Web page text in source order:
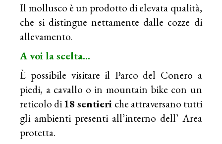
Il mollusco è un prodotto di elevata qualità,
che si distingue nettamente dalle cozze di
allevamento.
A voi la scelta…
È possibile visitare il Parco del Conero a
piedi, a cavallo o in mountain bike con un
reticolo di18 sentieri che attraversano tutti
gli ambienti presenti all’interno dell’ Area
protetta.